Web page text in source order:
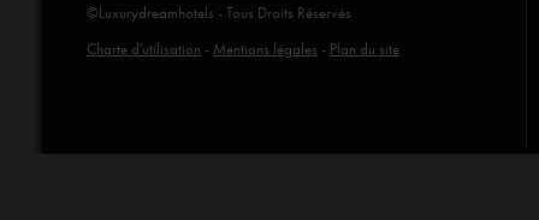
©Luxurydreamhotels - Tous Droits Réservés
Charte d'utilisation - Mentions légales - Plan du site